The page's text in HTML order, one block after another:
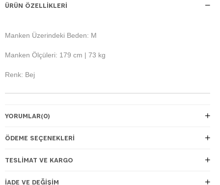
ÜRÜN ÖZELLIKLERI
Manken Üzerindeki Beden: M
Manken Ölçüleri: 179 cm | 73 kg
Renk: Bej
YORUMLAR(0)
ÖDEME SEÇENEKLERI
TESLIMAT VE KARGO
İADE VE DEĞIŞIM